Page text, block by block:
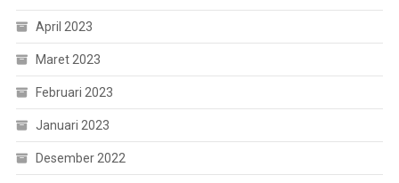
April 2023
Maret 2023
Februari 2023
Januari 2023
Desember 2022